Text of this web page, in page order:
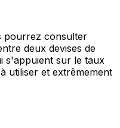
pourrez consulter
deux devises de
s'appuient sur le taux
utiliser et extrêmement